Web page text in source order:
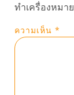
ทำเครื่องหมาย
ความเห็น *